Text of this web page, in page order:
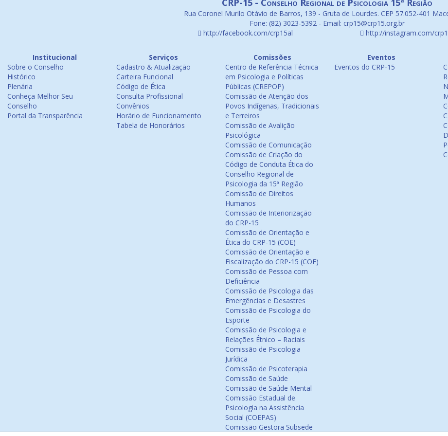
CRP-15 - Conselho Regional de Psicologia 15ª Região
Rua Coronel Murilo Otávio de Barros, 139 - Gruta de Lourdes. CEP 57.052-401
Fone: (82) 3023-5392 - Email: crp15@crp15.org.br
http://facebook.com/crp15al
http://instagram.com/
Institucional
Sobre o Conselho
Histórico
Plenária
Conheça Melhor Seu
Conselho
Portal da Transparência
Serviços
Cadastro & Atualização
Carteira Funcional
Código de Ética
Consulta Profissional
Convênios
Horário de Funcionamento
Tabela de Honorários
Comissões
Centro de Referência Técnica
em Psicologia e Políticas
Públicas (CREPOP)
Comissão de Atenção dos
Povos Indígenas, Tradicionais
e Terreiros
Comissão de Avalição
Psicológica
Comissão de Comunicação
Comissão de Criação do
Código de Conduta Ética do
Conselho Regional de
Psicologia da 15ª Região
Comissão de Direitos
Humanos
Comissão de Interiorização
do CRP-15
Comissão de Orientação e
Ética do CRP-15 (COE)
Comissão de Orientação e
Fiscalização do CRP-15 (COF)
Comissão de Pessoa com
Deficiência
Comissão de Psicologia das
Emergências e Desastres
Comissão de Psicologia do
Esporte
Comissão de Psicologia e
Relações Étnico – Raciais
Comissão de Psicologia
Jurídica
Comissão de Psicoterapia
Comissão de Saúde
Comissão de Saúde Mental
Comissão Estadual de
Psicologia na Assistência
Social (COEPAS)
Comissão Gestora Subsede
Eventos
Eventos do CRP-15